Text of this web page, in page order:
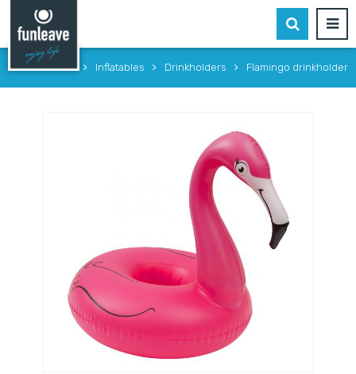
Home Inflatables Drinkholders Flamingo drinkholder